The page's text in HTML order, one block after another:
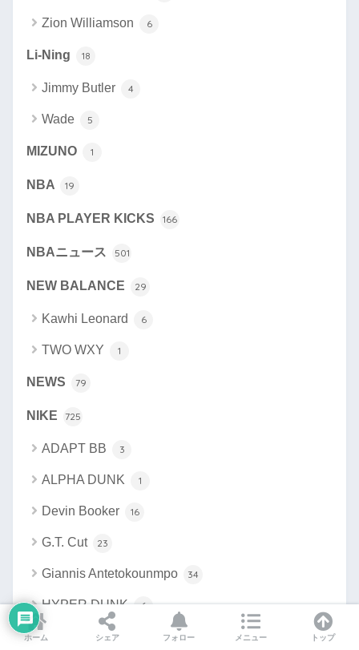
Zion Williamson 6
Li-Ning 18
Jimmy Butler 4
Wade 5
MIZUNO 1
NBA 19
NBA PLAYER KICKS 166
NBAニュース 501
NEW BALANCE 29
Kawhi Leonard 6
TWO WXY 1
NEWS 79
NIKE 725
ADAPT BB 3
ALPHA DUNK 1
Devin Booker 16
G.T. Cut 23
Giannis Antetokounmpo 34
HYPER DUNK 6
Ja Morant 34
ホーム シェア フォロー メニュー トップ